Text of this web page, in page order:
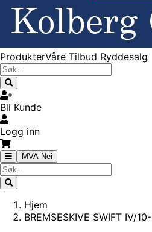
ProdukterVåre Tilbud Ryddesalg
Bli Kunde
Logg inn
MVA Nei
Hjem
BREMSESKIVE SWIFT IV/10-